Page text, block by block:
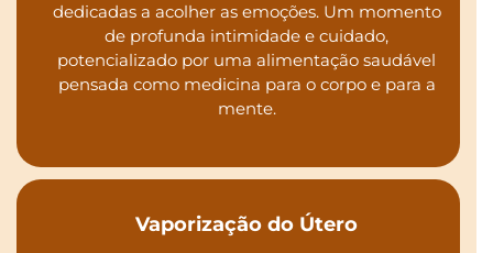
dedicadas a acolher as emoções. Um momento
de profunda intimidade e cuidado,
potencializado por uma alimentação saudável
pensada como medicina para o corpo e para a
mente.
Vaporização do Útero